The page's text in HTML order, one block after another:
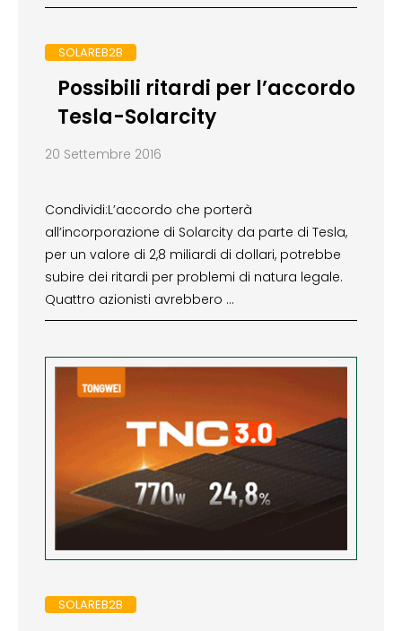
SOLAREB2B
Possibili ritardi per l’accordo
Tesla-Solarcity
20 Settembre 2016
Condividi:L’accordo che porterà
all’incorporazione di Solarcity da parte di Tesla,
per un valore di 2,8 miliardi di dollari, potrebbe
subire dei ritardi per problemi di natura legale.
Quattro azionisti avrebbero …
SOLAREB2B